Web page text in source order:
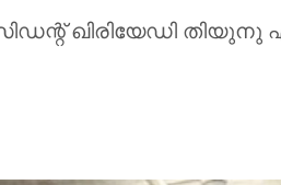
ഖിരിയേഡി തിയുനു